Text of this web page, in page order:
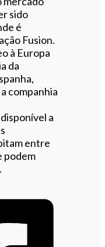
sido
é
Fusion.
à Europa
da
companhia
a
entre
podem